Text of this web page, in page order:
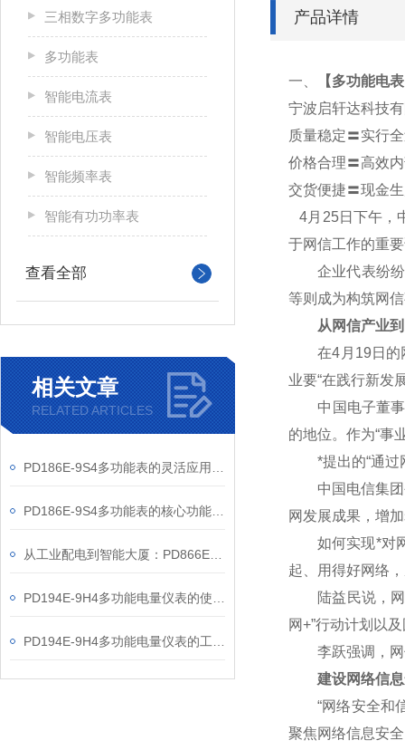
三相数字多功能表
多功能表
智能电流表
智能电压表
智能频率表
智能有功功率表
查看全部
相关文章
RELATED ARTICLES
产品详情
一、
【多功能电
宁波启轩达科技
质量稳定〓实行
价格合理〓高效
交货便捷〓现金
4月25日下午，
于网信工作的重
企业代表纷纷表
等则成为构筑网
从网信产业到
在4月19日的网
业要“在践行新发
中国电子董事长
的地位。作为“事
*提出的“通过网
中国电信集团公
网发展成果，增
如何实现*对网
起、用得好网络
陆益民说，网
网+”行动计划以
李跃强调，网
建设网络信息
“网络安全和信
聚焦网络信息安